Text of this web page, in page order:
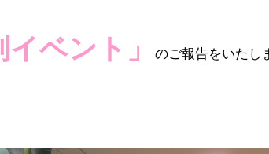
イベント 」 のご報告をいたし